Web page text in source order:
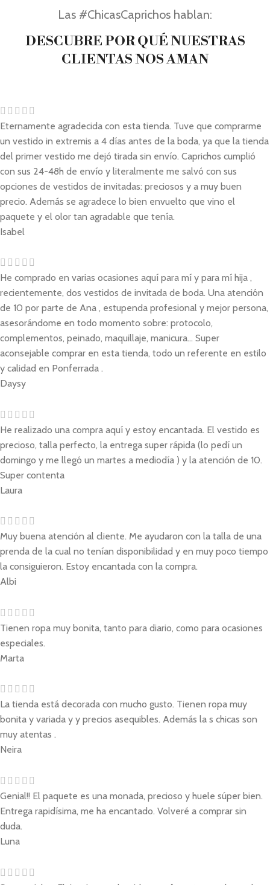
Las #ChicasCaprichos hablan:
DESCUBRE POR QUÉ NUESTRAS
CLIENTAS NOS AMAN
Eternamente agradecida con esta tienda. Tuve que comprarme
un vestido in extremis a 4 días antes de la boda, ya que la tienda
del primer vestido me dejó tirada sin envío. Caprichos cumplió
con sus 24-48h de envío y literalmente me salvó con sus
opciones de vestidos de invitadas: preciosos y a muy buen
precio. Además se agradece lo bien envuelto que vino el
paquete y el olor tan agradable que tenía.
Isabel
He comprado en varias ocasiones aquí para mí y para mí hija ,
recientemente, dos vestidos de invitada de boda. Una atención
de 10 por parte de Ana , estupenda profesional y mejor persona,
asesorándome en todo momento sobre: protocolo,
complementos, peinado, maquillaje, manicura... Super
aconsejable comprar en esta tienda, todo un referente en estilo
y calidad en Ponferrada .
Daysy
He realizado una compra aquí y estoy encantada. El vestido es
precioso, talla perfecto, la entrega super rápida (lo pedí un
domingo y me llegó un martes a mediodía ) y la atención de 10.
Super contenta
Laura
Muy buena atención al cliente. Me ayudaron con la talla de una
prenda de la cual no tenían disponibilidad y en muy poco tiempo
la consiguieron. Estoy encantada con la compra.
Albi
Tienen ropa muy bonita, tanto para diario, como para ocasiones
especiales.
Marta
La tienda está decorada con mucho gusto. Tienen ropa muy
bonita y variada y y precios asequibles. Además la s chicas son
muy atentas .
Neira
Genial!! El paquete es una monada, precioso y huele súper bien.
Entrega rapidísima, me ha encantado. Volveré a comprar sin
duda.
Luna